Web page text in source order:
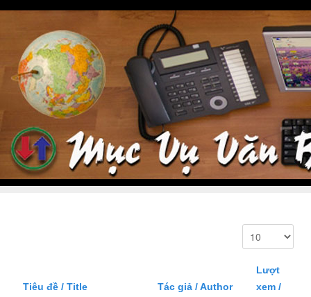
Tiêu đề / Title Tác giả / Author
Lượt
xem /